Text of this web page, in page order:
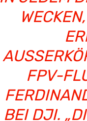
PV-
ERDINAND
EI DJI.